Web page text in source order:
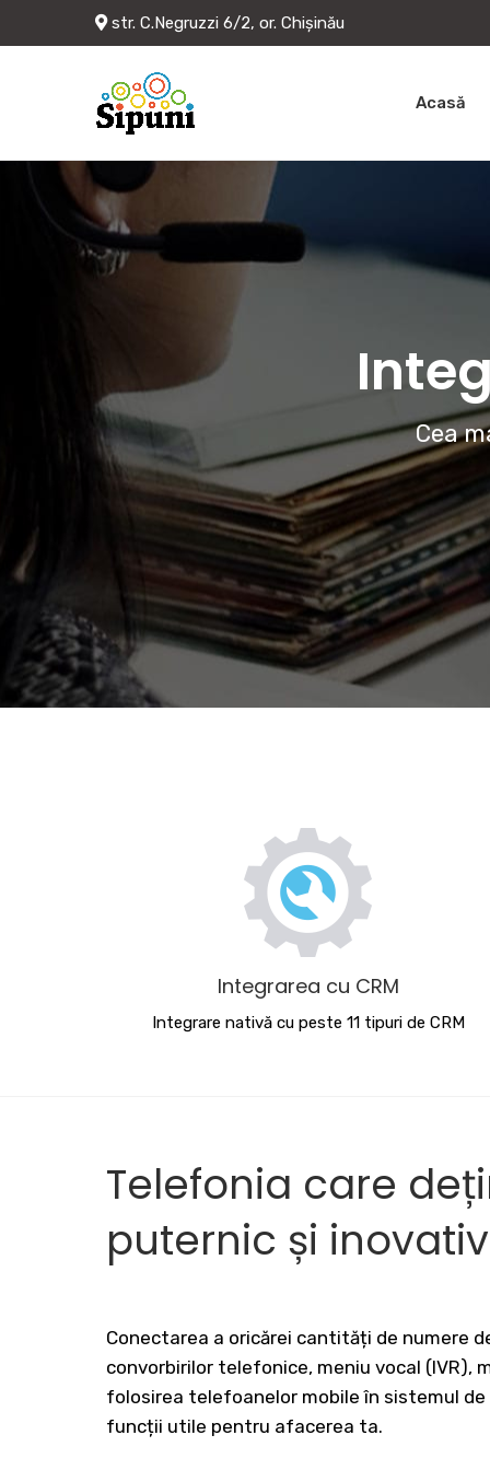
str. C.Negruzzi 6/2, or. Chișinău
Acasă
Cea
Integrarea cu CRM
Integrare nativă cu peste 11 tipuri de CRM
Telefonia care
puternic și
Conectarea a oricărei cantități de numere
convorbirilor telefonice, meniu vocal (IVR),
folosirea telefoanelor mobile în sistemul
funcții utile pentru afacerea ta.